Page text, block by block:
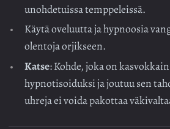
unohdetuissa temppeleissä.
Käytä oveluutta ja hypnoosia
olentoja orjikseen.
Katse: Kohde, joka on
hypnotisoiduksi ja joutuu sen
uhreja ei voida pakottaa